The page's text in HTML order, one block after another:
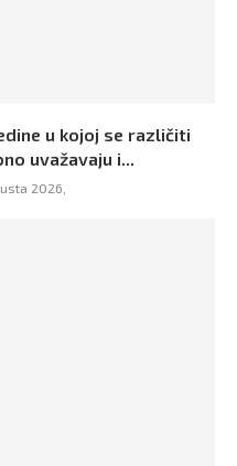
u kojoj se različiti
uvažavaju i...
2026,